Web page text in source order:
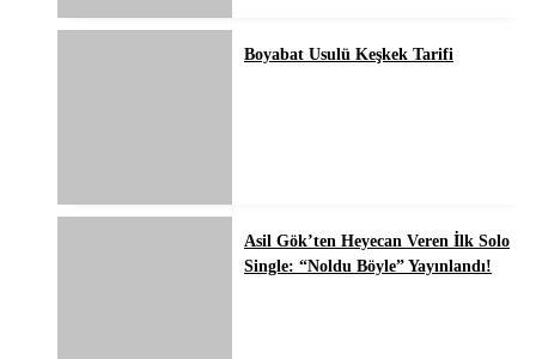
Boyabat Usulü Keşkek Tarifi
Asil Gök’ten Heyecan Veren İlk Solo
Single: “Noldu Böyle” Yayınlandı!